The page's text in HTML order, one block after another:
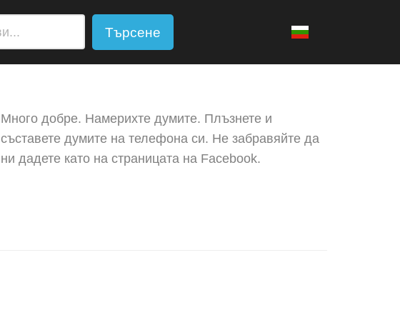
Търсене
Много добре. Намерихте думите. Плъзнете и
съставете думите на телефона си. Не забравяйте да
ни дадете като на страницата на Facebook.